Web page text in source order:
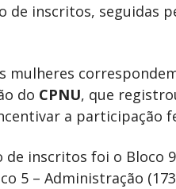
de inscritos, seguidas
mulheres
do CPNU, que
a participação
inscritos foi o Bloco
5 – Administração